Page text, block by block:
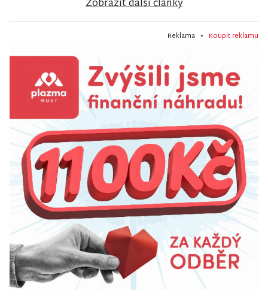
Zobrazit další články
Reklama • Koupit reklamu